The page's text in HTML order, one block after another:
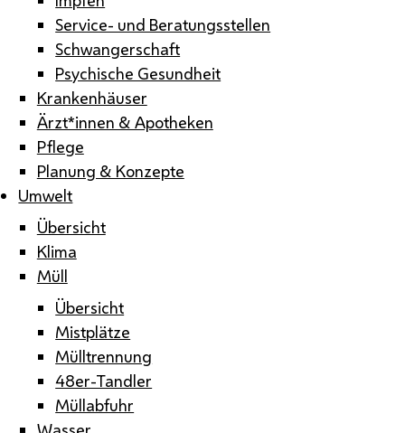
Service- und Beratungsstellen
Schwangerschaft
Psychische Gesundheit
Krankenhäuser
Ärzt*innen & Apotheken
Pflege
Planung & Konzepte
Umwelt
Übersicht
Klima
Müll
Übersicht
Mistplätze
Mülltrennung
48er-Tandler
Müllabfuhr